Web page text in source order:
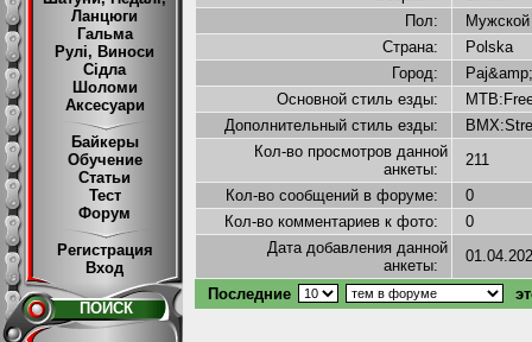
Ланцюги
Гальма
Рулі, Виноси
Сідла
Шоломи
Аксесуари
Байкеры
Обучение
Статьи
Тест
Форум
Регистрация
Вход
ПОИСК
Пол:
Страна:
Polska
Город:
Основной стиль езды:
Дополнительный стиль езды:
Кол-во просмотров данной
анкеты:
211
Кол-во сообщений в форуме:
0
Кол-во комментариев к фото:
0
Дата добавления данной
анкеты:
Последние